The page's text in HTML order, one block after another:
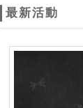
最新活動